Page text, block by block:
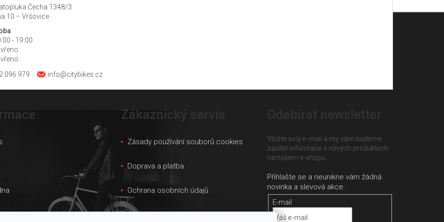
Čecha 1348/3
10 – Vršovice
- 19:00
096 979
info@citybikes.cz
velikostí
Zákaznický servis
Zásady používání souborů cookies
Doprava a platba
Ochrana osobních údajů
Obchodní podmínky
Vložte svůj e-mail a my vám budeme
zasílat informace o nových produktech
na našem e-shopu.
E-mail